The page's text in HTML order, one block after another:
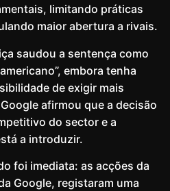
limitando práticas
maior abertura a rivais.
saudou a sentença como
embora tenha
de exigir mais
afirmou que a decisão
do sector e a
a introduzir.
foi imediata: as acções da
Google, registaram uma